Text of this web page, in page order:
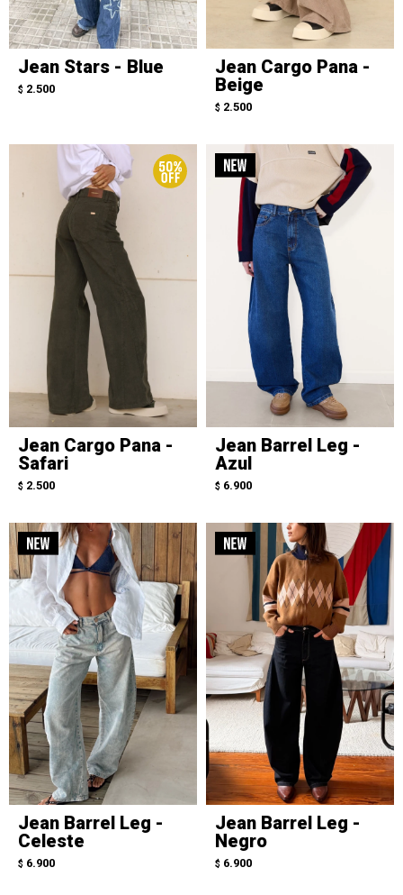
Jean Stars - Blue
$ 2.500
Jean Cargo Pana -
Beige
$ 2.500
Jean Cargo Pana -
Safari
$ 2.500
Jean Barrel Leg -
Azul
$ 6.900
Jean Barrel Leg -
Celeste
$ 6.900
Jean Barrel Leg -
Negro
$ 6.900